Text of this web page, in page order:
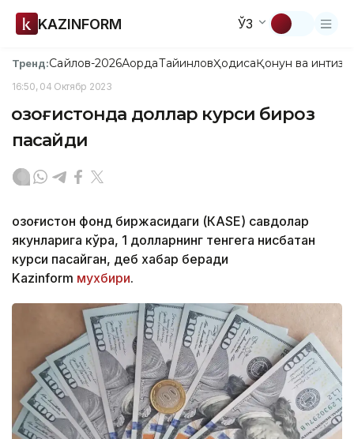
KAZINFORM ЎЗ
Тренд:Сайлов-2026АқордаТайинловҲодисаҚонун ва
16:50, 04 Октябр 2023
Қозоғистонда доллар курси бироз
пасайди
Қозоғистон фонд биржасидаги (КАSЕ) савдолар
якунларига кўра, 1 долларнинг тенгега нисбатан
курси пасайган, деб хабар беради
Kazinform мухбири.